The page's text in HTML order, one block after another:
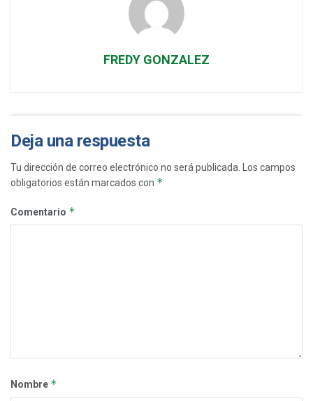
FREDY GONZALEZ
Deja una respuesta
Tu dirección de correo electrónico no será publicada. Los campos
obligatorios están marcados con *
Comentario *
Nombre *